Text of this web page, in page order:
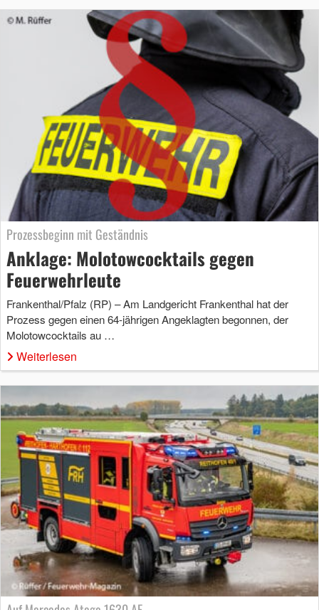
Prozessbeginn mit Geständnis
Anklage: Molotowcocktails gegen
Feuerwehrleute
Frankenthal/Pfalz (RP) – Am Landgericht Frankenthal hat der
Prozess gegen einen 64-jährigen Angeklagten begonnen, der
Molotowcocktails au …
Weiterlesen